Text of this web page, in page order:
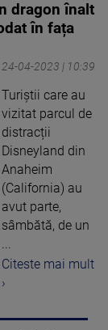
dragon înalt
în fața
24-04-2023 | 10:39
Turiștii care au
vizitat parcul de
distracții
Disneyland din
Anaheim
(California) au
avut parte,
sâmbătă, de un
...
Citeste mai mult
›